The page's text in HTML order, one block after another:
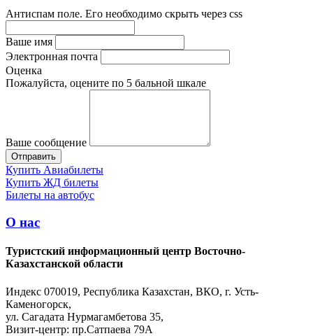
Антиспам поле. Его необходимо скрыть через css
Ваше имя
Электронная почта
Оценка
Пожалуйста, оцените по 5 бальной шкале
Ваше сообщение
Купить Авиабилеты
Купить ЖД билеты
Билеты на автобус
О нас
Туристский информационный центр Восточно-
Казахстанской области
Индекс 070019, Республика Казахстан, ВКО, г. Усть-
Каменогорск,
ул. Сагадата Нурмагамбетова 35,
Визит-центр: пр.Сатпаева 79А